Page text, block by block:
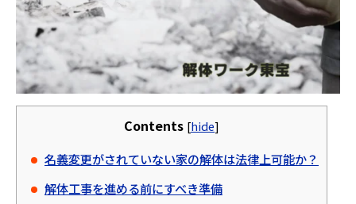
Contents [hide]
名義変更がされていない家の解体は法律上可能か？
解体工事を進める前にすべき準備